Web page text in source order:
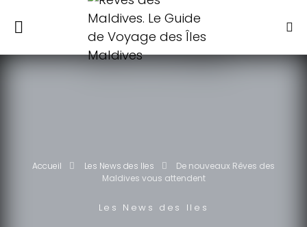
Accueil Les News des Iles
De nouveaux Rêves des
Maldives vous attendent
Les News des Iles